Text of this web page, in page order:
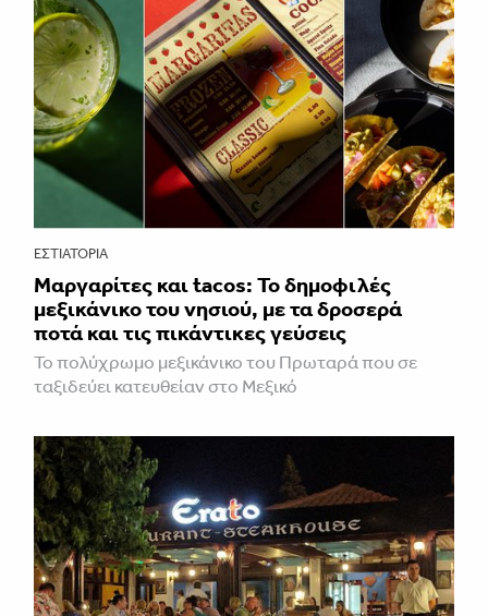
ΕΣΤΙΑΤΌΡΙΑ
Μαργαρίτες και tacos: Το δημοφιλές
μεξικάνικο του νησιού, με τα δροσερά
ποτά και τις πικάντικες γεύσεις
Το πολύχρωμο μεξικάνικο του Πρωταρά που σε
ταξιδεύει κατευθείαν στο Μεξικό